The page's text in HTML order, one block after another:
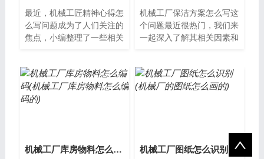
最近，机械工匠精神心得怎
么写问题成为了人们关注的
焦点，小编整理了一些相关
助。何为机械...
机械工厂保洁方案怎么写这
个问题最近很热门，我们来
一起深入了解其相关因素和
机械化的生...
机械工厂库房物料怎么编码(机械工厂库房物料怎么编码的) 机械工厂图纸怎么识别(机械厂的图纸怎么画的)